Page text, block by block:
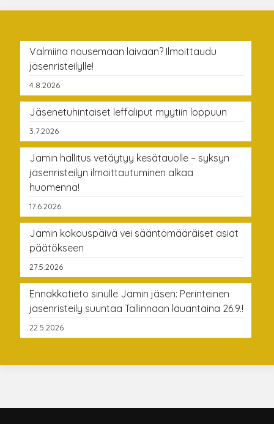
Valmiina nousemaan laivaan? Ilmoittaudu
jäsenristeilylle!
4.8.2026
Jäsenetuhintaiset leffaliput myytiin loppuun
3.7.2026
Jamin hallitus vetäytyy kesätauolle – syksyn
jäsenristeilyn ilmoittautuminen alkaa
huomenna!
17.6.2026
Jamin kokouspäivä vei sääntömääräiset asiat
päätökseen
27.5.2026
Ennakkotieto sinulle Jamin jäsen: Perinteinen
jäsenristeily suuntaa Tallinnaan lauantaina 26.9.!
22.5.2026